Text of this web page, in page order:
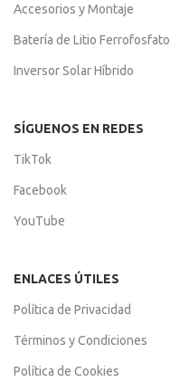
Accesorios y Montaje
Batería de Litio Ferrofosfato
Inversor Solar Híbrido
SÍGUENOS EN REDES
TikTok
Facebook
YouTube
ENLACES ÚTILES
Política de Privacidad
Términos y Condiciones
Política de Cookies